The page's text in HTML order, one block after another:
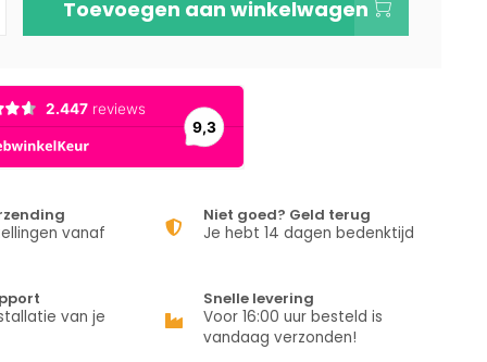
Toevoegen aan winkelwagen
vanaf
Niet goed? Geld terug
Je hebt 14 dagen bedenktijd
van je
Snelle levering
Voor 16:00 uur besteld is
vandaag verzonden!